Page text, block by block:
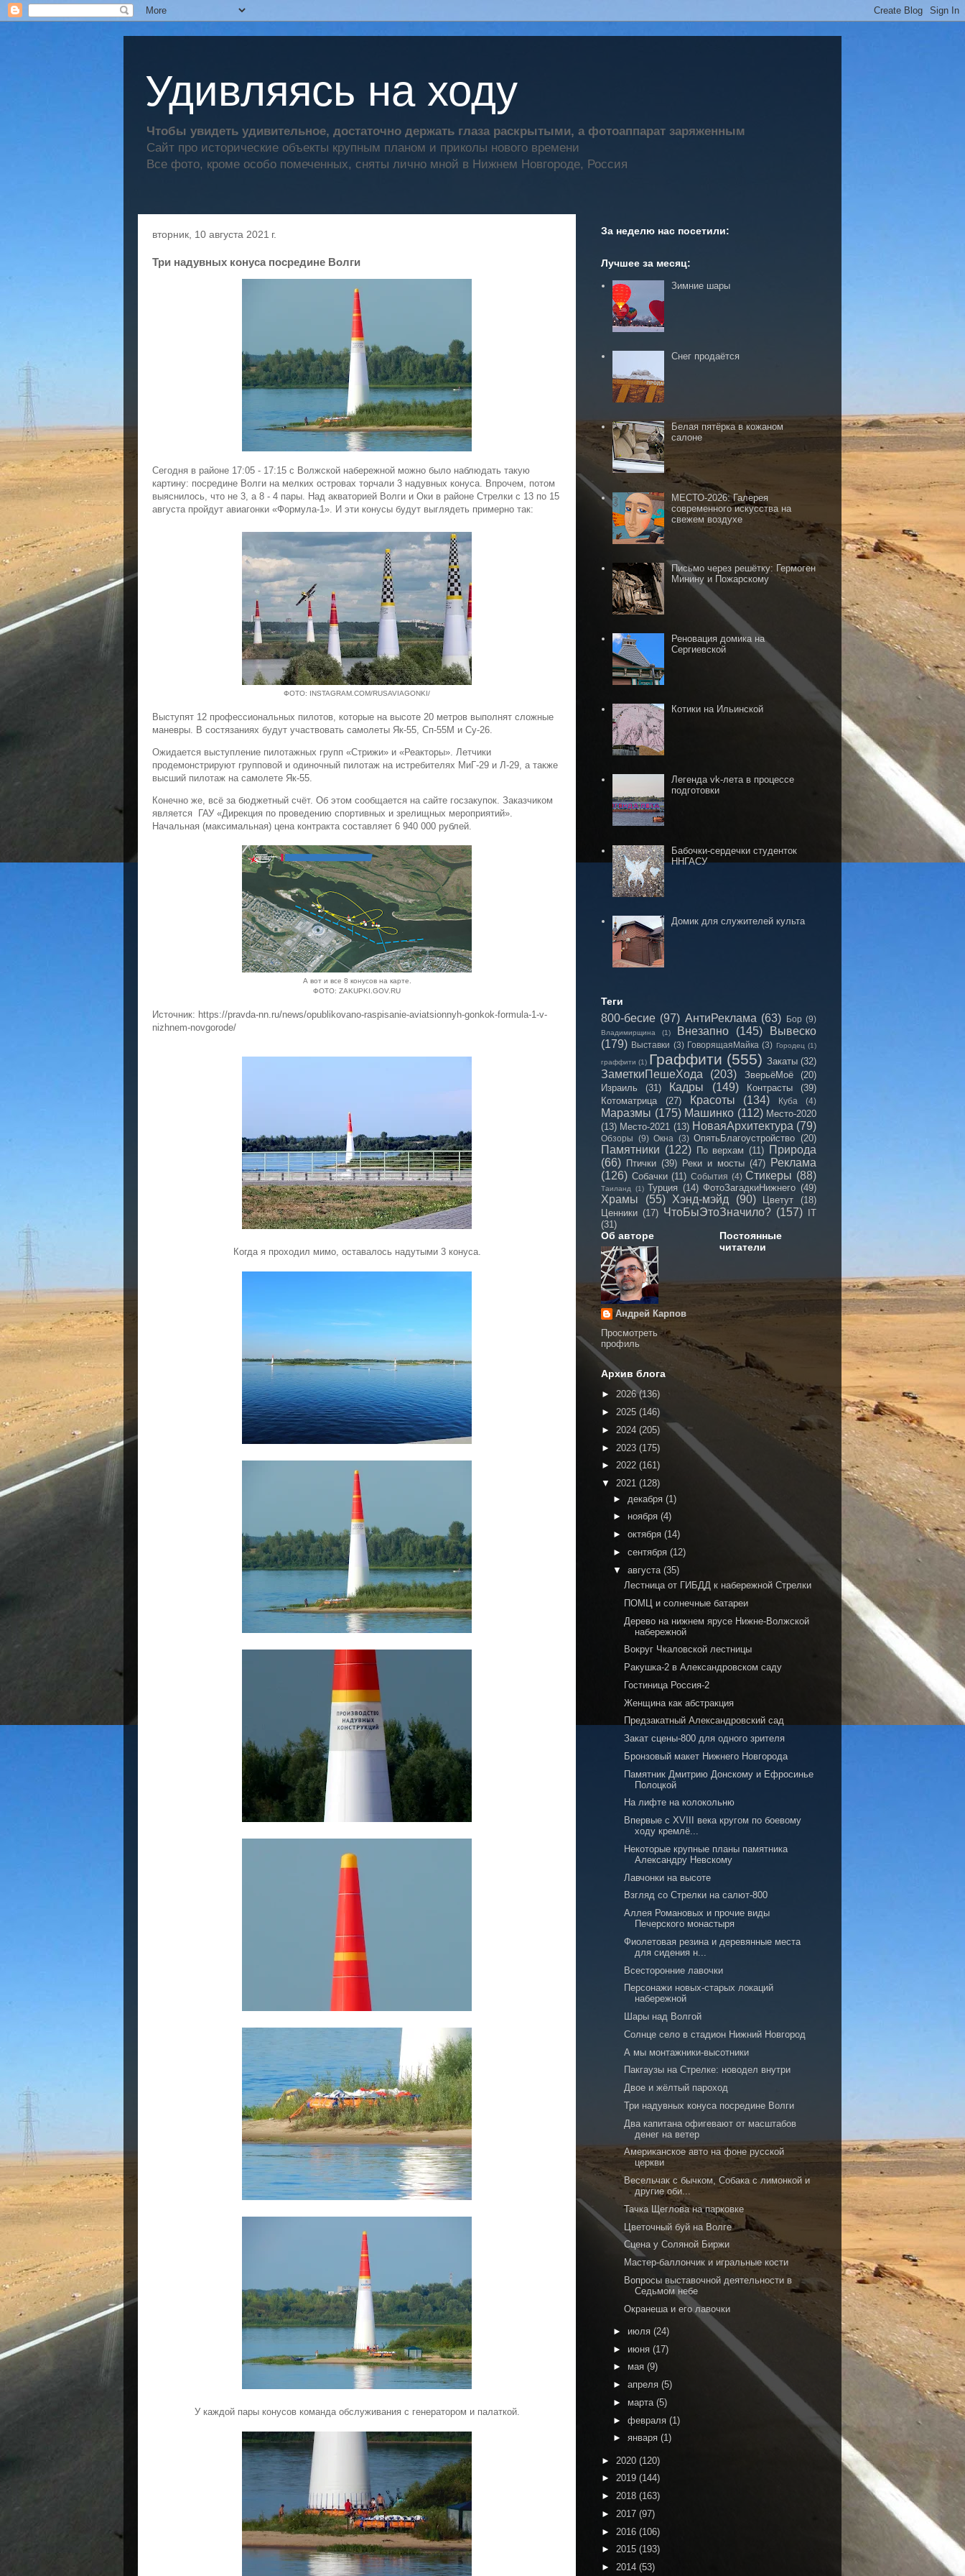
Удивляясь на ходу
Чтобы увидеть удивительное, достаточно держать глаза раскрытыми, а фотоаппарат заряженным
Сайт про исторические объекты крупным планом и приколы нового времени
Все фото, кроме особо помеченных, сняты лично мной в Нижнем Новгороде, Россия
вторник, 10 августа 2021 г.
Три надувных конуса посредине Волги
Сегодня в районе 17:05 - 17:15 с Волжской набережной можно было наблюдать такую
картину: посредине Волги на мелких островах торчали 3 надувных конуса. Впрочем, потом
выяснилось, что не 3, а 8 - 4 пары. Над акваторией Волги и Оки в районе Стрелки с 13 по 15
августа пройдут авиагонки «Формула-1». И эти конусы будут выглядеть примерно так:
ФОТО: INSTAGRAM.COM/RUSAVIAGONKI/
Выступят 12 профессиональных пилотов, которые на высоте 20 метров выполнят сложные
маневры. В состязаниях будут участвовать самолеты Як-55, Сп-55М и Су-26.
Ожидается выступление пилотажных групп «Стрижи» и «Реакторы». Летчики
продемонстрируют групповой и одиночный пилотаж на истребителях МиГ-29 и Л-29, а также
высший пилотаж на самолете Як-55.
Конечно же, всё за бюджетный счёт. Об этом сообщается на сайте госзакупок. Заказчиком
является ГАУ «Дирекция по проведению спортивных и зрелищных мероприятий».
Начальная (максимальная) цена контракта составляет 6 940 000 рублей.
А вот и все 8 конусов на карте.
ФОТО: ZAKUPKI.GOV.RU
Источник: https://pravda-nn.ru/news/opublikovano-raspisanie-aviatsionnyh-gonkok-formula-1-v-
nizhnem-novgorode/
Когда я проходил мимо, оставалось надутыми 3 конуса.
У каждой пары конусов команда обслуживания с генератором и палаткой.
За неделю нас посетили:
Лучшее за месяц:
Зимние шары
Снег продаётся
Белая пятёрка в кожаном
салоне
МЕСТО-2026: Галерея
современного искусства на
свежем воздухе
Письмо через решётку: Гермоген
Минину и Пожарскому
Реновация домика на
Сергиевской
Котики на Ильинской
Легенда vk-лета в процессе
подготовки
Бабочки-сердечки студенток
ННГАСУ
Домик для служителей культа
Теги
800-бесие (97) АнтиРеклама (63) Бор (9)
Владимирщина (1) Внезапно (145)
Вывеско
(179) Выставки (3) ГоворящаяМайка (3) Городец (1)
граффити (1) Граффити (555) Закаты (32)
ЗаметкиПешеХода (203) ЗверьёМоё
(20)
Израиль
(31) Кадры (149) Контрасты
(39)
Котоматрица
(27) Красоты (134) Куба (4)
Маразмы (175) Машинко (112) Место-2020
(13) Место-2021 (13) НоваяАрхитектура (79)
Обзоры (9) Окна (3) ОпятьБлагоустройство (20)
Памятники (122) По верхам (11) Природа
(66) Птички (39) Реки и мосты (47) Реклама
(126) Собачки (11) События (4) Стикеры (88)
Таиланд (1) Турция (14) ФотоЗагадкиНижнего (49)
Храмы (55) Хэнд-мэйд (90) Цветут
(18)
Ценники (17) ЧтоБыЭтоЗначило? (157)
IT
(31)
Об авторе
Андрей Карпов
Просмотреть
профиль
Постоянные
читатели
Архив блога
► 2026(136)
► 2025 (146)
► 2024 (205)
► 2023 (175)
► 2022 (161)
▼ 2021 (128)
► декабря (1)
► ноября (4)
► октября (14)
► сентября (12)
▼ августа (35)
Лестница от ГИБДД к набережной Стрелки
ПОМЦ и солнечные батареи
Дерево на нижнем ярусе Нижне-Волжской
набережной
Вокруг Чкаловской лестницы
Ракушка-2 в Александровском саду
Гостиница Россия-2
Женщина как абстракция
Предзакатный Александровский сад
Закат сцены-800 для одного зрителя
Бронзовый макет Нижнего Новгорода
Памятник Дмитрию Донскому и Ефросинье
Полоцкой
На лифте на колокольню
Впервые с XVIII века кругом по боевому
ходу кремлё...
Некоторые крупные планы памятника
Александру Невскому
Лавчонки на высоте
Взгляд со Стрелки на салют-800
Аллея Романовых и прочие виды
Печерского монастыря
Фиолетовая резина и деревянные места
для сидения н...
Всесторонние лавочки
Персонажи новых-старых локаций
набережной
Шары над Волгой
Солнце село в стадион Нижний Новгород
А мы монтажники-высотники
Пакгаузы на Стрелке: новодел внутри
Двое и жёлтый пароход
Три надувных конуса посредине Волги
Два капитана офигевают от масштабов
денег на ветер
Американское авто на фоне русской
церкви
Весельчак с бычком, Собака с лимонкой и
другие оби...
Тачка Щеглова на парковке
Цветочный буй на Волге
Сцена у Соляной Биржи
Мастер-баллончик и игральные кости
Вопросы выставочной деятельности в
Седьмом небе
Окранеша и его лавочки
► июля (24)
► июня (17)
► мая (9)
► апреля (5)
► марта (5)
► февраля (1)
► января (1)
► 2020 (120)
► 2019 (144)
► 2018 (163)
► 2017 (97)
► 2016 (106)
► 2015 (193)
► 2014 (53)